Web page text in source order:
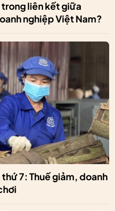
trong liên kết giữa
nghiệp Việt Nam?
thứ 7: Thuế giảm, doanh